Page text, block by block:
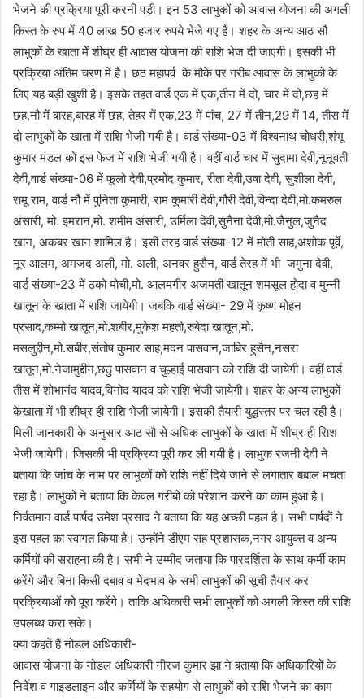
भेजने की प्रक्रिया पूरी करनी पड़ी। इन 53 लाभुकों को आवास योजना की अगली
किस्त के रुप में 40 लाख 50 हजार रुपये भेजे गए हैं। शहर के अन्य आठ सौ
लाभुकों के खाता मेें शीघ्र ही आवास योजना की राशि भेज दी जाएगी। इसकी भी
प्रक्रिया अंतिम चरण में है। छठ महापर्व के मौके पर गरीब आवास के लाभुको के
लिए यह बड़ी खुशी है। इसके तहत वार्ड एक में एक,तीन में दो, चार में दो,छह में
छह,नौ में बारह,बारह में छह, तेहर में एक,23 में पांच, 27 में तीन,29 में 14, तीस में
दो लाभुकों के खाता में राशि भेजी गयी है। वार्ड संख्या-03 में विश्वनाथ चोधरी,शंभू
कुमार मंडल को इस फेज में राशि भेजी गयी है। वहीं वार्ड चार में सुदामा देवी,नूनूवती
देवी,वार्ड संख्या-06 में फूलो देवी,प्रमोद कुमार, रीता देवी,उषा देवी, सुशीला देवी,
रामू राम, वार्ड नौ में पुनिता कुमारी, राम कुमारी देवी,गौरी देवी,विन्दा देवी,मो.कमरुल
अंसारी, मो. इमरान,मो. शमीम अंसारी, उर्मिला देवी,सुनैना देवी,मो.जैनुल,जुनैद
खान, अकबर खान शामिल है। इसी तरह वार्ड संख्या-12 में मोती साह,अशोक पूर्वे,
नूर आलम, अमजद अली, मो. अली, अनवर हुसैन, वार्ड तेरह में भी जमुना देवी,
वार्ड संख्या-23 में ठको मोची,मो. आलमगीर अजमती खातून शमसूल होदा व मुन्नी
खातून के खाता में राशि जायेगी। जबकि वार्ड संख्या- 29 में कृष्ण मोहन
प्रसाद,कम्मो खातून,मो.शबीर,मुकेश महतो,रुबेदा खातून,मो.
मसलुद्दीन,मो.सबीर,संतोष कुमार साह,मदन पासवान,जाबिर हुसैन,नसरा
खातून,मो.नेजामुद्दीन,छठु पासवान व चुल्हाई पासवान को राशि दी जायेगी। वहीं वार्ड
तीस में शोभानंद यादव,विनोद यादव को राशि भेजी जायेगी। शहर के अन्य लाभुकों
केखाता में भी शीघ्र ही राशि भेजी जायेगी। इसकी तैयारी युद्धस्तर पर चल रही है।
मिली जानकारी के अनुसार आठ सौ से अधिक लाभुकों के खाता में शीघ्र ही रिाश
भेजी जायेगी। जिसकी भी प्रक्रिया पूरी कर ली गयी है। लाभुक रजनी देवी ने
बताया कि जांच के नाम पर लाभुकों को राशि नहीं दिये जाने से लगातार बबाल मचता
रहा है। लाभुकों ने बताया कि केवल गरीबों को परेशान करने का काम हुआ है।
निर्वतमान वार्ड पार्षद उमेश प्रसाद ने बताया कि यह अच्छी पहल है। सभी पार्षदों ने
इस पहल का स्वागत किया है। उन्होंने डीएम सह प्रशासक,नगर आयुक्त व अन्य
कर्मियों की सराहना की है। सभी ने उम्मीद जताया कि पारदर्शिता के साथ कर्मी काम
करेंगे और बिना किसी दबाव व भेदभाव के सभी लाभुकों की सूची तैयार कर
प्रक्रियाओं को पूरा करेंगे। ताकि अधिकारी सभी लाभुकों को अगली किस्त की राशि
उपलब्ध करा सके।
क्या कहतें हैं नोडल अधिकारी-
आवास योजना के नोडल अधिकारी नीरज कुमार झा ने बताया कि अधिकारियों के
निर्देश व गाइडलाइन और कर्मियों के सहयोग से लाभुकों को राशि भेजने का काम